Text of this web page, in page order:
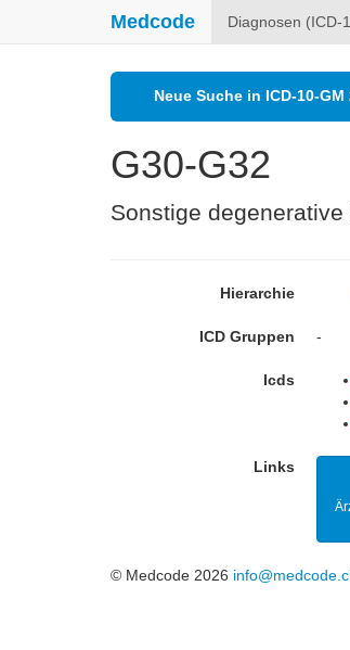
Medcode Diagnosen (ICD-
Neue Suche in ICD-10-GM
G30-G32
Sonstige
Hierarchie
ICD Gruppen -
Icds
Links
© Medcode 2026